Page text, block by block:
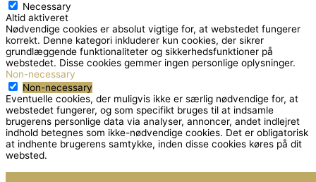
Necessary
Altid aktiveret
Nødvendige cookies er absolut vigtige for, at webstedet fungerer
korrekt. Denne kategori inkluderer kun cookies, der sikrer
grundlæggende funktionaliteter og sikkerhedsfunktioner på
webstedet. Disse cookies gemmer ingen personlige oplysninger.
Non-necessary
Non-necessary
Eventuelle cookies, der muligvis ikke er særlig nødvendige for, at
webstedet fungerer, og som specifikt bruges til at indsamle
brugerens personlige data via analyser, annoncer, andet indlejret
indhold betegnes som ikke-nødvendige cookies. Det er obligatorisk
at indhente brugerens samtykke, inden disse cookies køres på dit
websted.